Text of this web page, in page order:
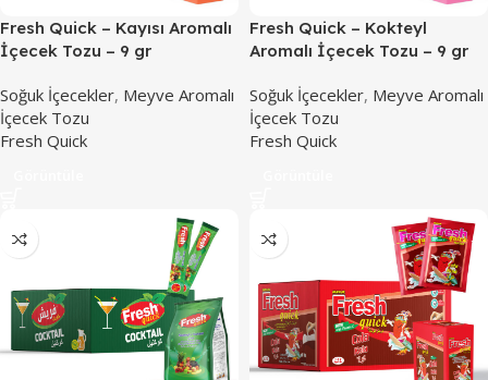
Fresh Quick – Kayısı Aromalı
İçecek Tozu – 9 gr
Soğuk İçecekler, Meyve Aromalı
İçecek Tozu
Fresh Quick
Fresh Quick – Kokteyl
Aromalı İçecek Tozu – 9 gr
Soğuk İçecekler, Meyve Aromalı
İçecek Tozu
Fresh Quick